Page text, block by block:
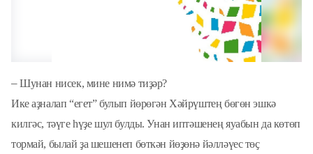
–Шунан нисек, мине нимә тиҙәр?
Ике аҙналап “егет” булып йөрөгән Хәйрүштең бөгөн эшкә
килгәс, тәүге һүҙе шул булды. Унан иптәшенең яуабын да көтөп
тормай, былай ҙа шешенеп бөткән йөҙөнә йәлләүес төҫ